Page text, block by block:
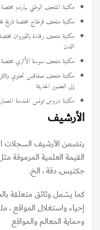
مكتبة المتحف الوطني بباردو
مكتبة متحف قرطاج مختصة تاريخ
مكتبة متحف رقادة بالقيروان
التمدن
مكتبة متحف سوسة الأثري مختصة
مكتبة متحف صفاقس تحتوي
إلى العصور الحديثة
مكتبة دروس تونس الهندسة
الأرشيف
يتضمن الأرشيف السجلات
القيمة العلمية المرموقة
جكتيس، دقة ، الخ.
كما يشمل وثائق متعلقة
إحياء واستغلال المواقع ،
وحماية المعالم والمواقع